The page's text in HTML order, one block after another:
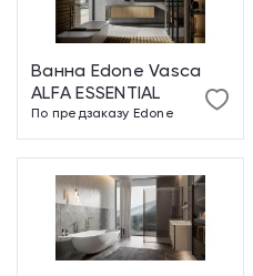
Ванна Edone Vasca
ALFA ESSENTIAL
По предзаказу Edone